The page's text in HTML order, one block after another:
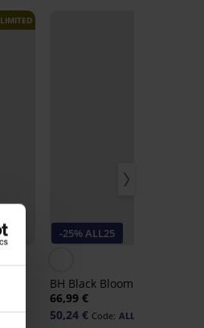
LIMITED
-25% ALL25
BH Black Bloom unwattiert
66,99 €
50,24 € Code: ALL25